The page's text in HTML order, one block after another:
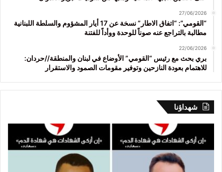
27/06/2026
“القومي”: “اتفاق الاطار” نسخة عن 17 أيار المشؤوم والسلطة اللبنانية
مطالبة بالتراجع عنه صوناً للوحدة ووأداً للفتنة
22/06/2026
بري بحث مع رئيس “القومي” الأوضاع في لبنان والمنطقة//حردان:
للاهتمام بعودة النازحين وتوفير مقومات الصمود والاستقرار
شهداؤنا